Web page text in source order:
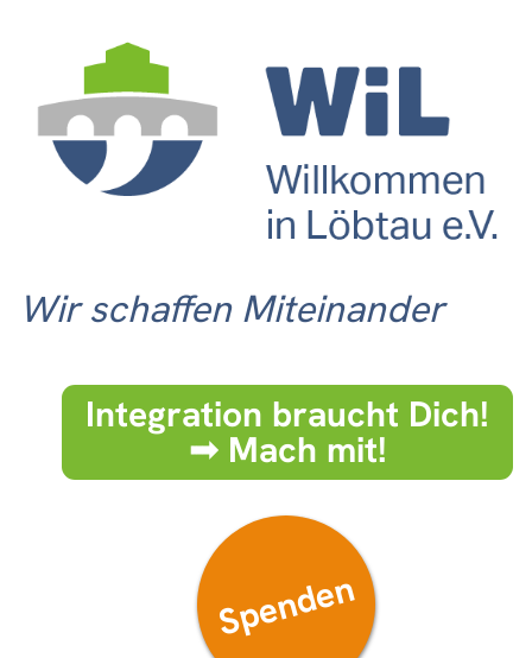
Wir schaffen Miteinander
Integration braucht Dich!
➟ Mach mit!
Spenden